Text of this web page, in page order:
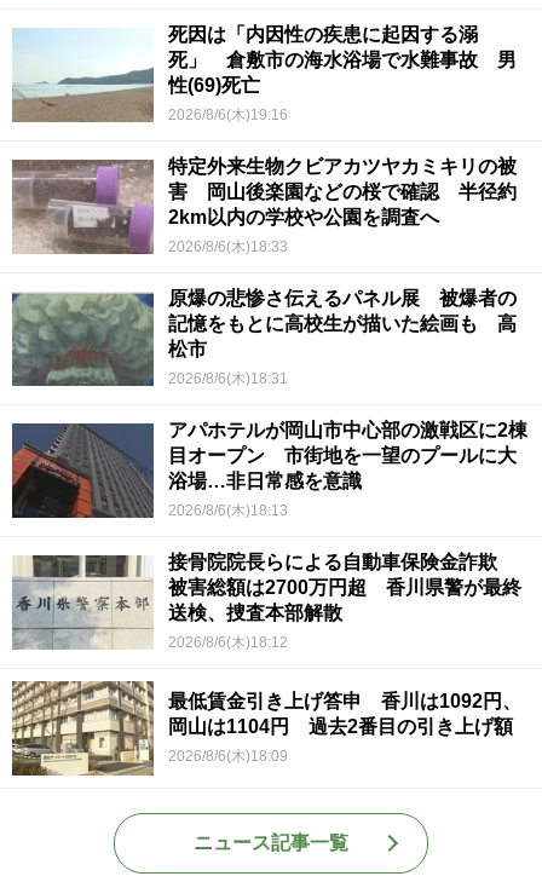
死因は「内因性の疾患に起因する溺
死」 倉敷市の海水浴場で水難事故 男
性(69)死亡
2026/8/6(木)19:16
特定外来生物クビアカツヤカミキリの被
害 岡山後楽園などの桜で確認 半径約
2km以内の学校や公園を調査へ
2026/8/6(木)18:33
原爆の悲惨さ伝えるパネル展 被爆者の
記憶をもとに高校生が描いた絵画も 高
松市
2026/8/6(木)18:31
アパホテルが岡山市中心部の激戦区に2棟
目オープン 市街地を一望のプールに大
浴場…非日常感を意識
2026/8/6(木)18:13
接骨院院長らによる自動車保険金詐欺
被害総額は2700万円超 香川県警が最終
送検、捜査本部解散
2026/8/6(木)18:12
最低賃金引き上げ答申 香川は1092円、
岡山は1104円 過去2番目の引き上げ額
2026/8/6(木)18:09
ニュース記事一覧